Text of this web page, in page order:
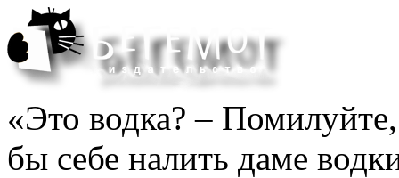
«Это водка? –
бы себе налить даме